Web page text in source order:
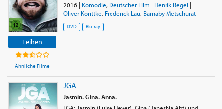
Leihen
Ähnliche Filme
2016| Komödie, Deutscher Film | Henrik Regel|
Oliver Korittke, Frederick Lau, Barnaby Metschurat
DVD Blu-ray
JGA
Jasmin. Gina. Anna.